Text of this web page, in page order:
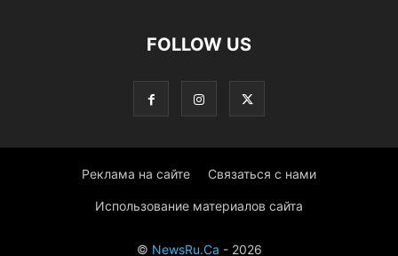
FOLLOW US
Реклама на сайте Связаться с нами
Использование материалов сайта
© NewsRu.Ca - 2026